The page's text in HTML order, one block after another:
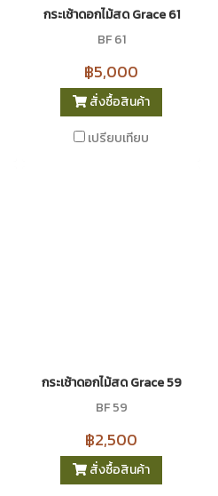
กระเช้าดอกไม้สด Grace 61
BF 61
฿5,000
สั่งซื้อสินค้า
เปรียบเทียบ
กระเช้าดอกไม้สด Grace 59
BF 59
฿2,500
สั่งซื้อสินค้า